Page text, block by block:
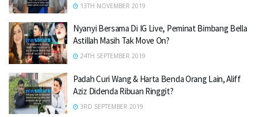
13TH NOVEMBER 2019
Nyanyi Bersama Di IG Live, Peminat Bimbang Bella
Astillah Masih Tak Move On?
24TH SEPTEMBER 2019
Padah Curi Wang & Harta Benda Orang Lain, Aliff
Aziz Didenda Ribuan Ringgit?
3RD SEPTEMBER 2019